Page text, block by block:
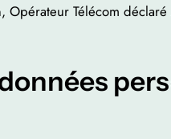
Opérateur Télécom